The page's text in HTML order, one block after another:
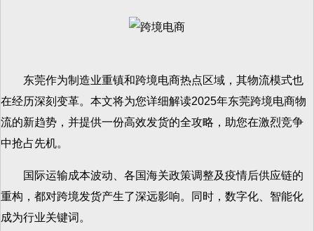
东莞作为制造业重镇和跨境电商热点区域，其物流模式也
在经历深刻变革。本文将为您详细解读2025年东莞跨境电商物
流的新趋势，并提供一份高效发货的全攻略，助您在激烈竞争
中抢占先机。
国际运输成本波动、各国海关政策调整及疫情后供应链的
重构，都对跨境发货产生了深远影响。同时，数字化、智能化
成为行业关键词。